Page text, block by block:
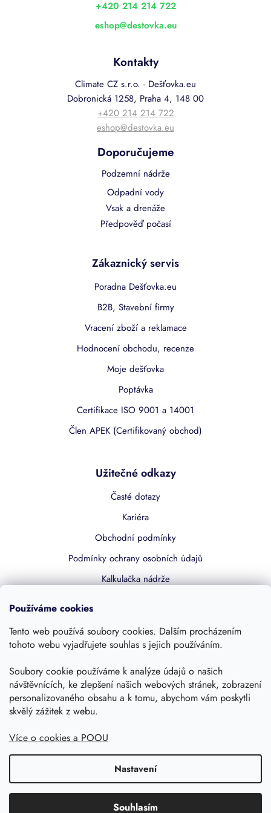
Používáme cookies
Tento web používá soubory cookies. Dalším procházením
tohoto webu vyjadřujete souhlas s jejich používáním.
Soubory cookie používáme k analýze údajů o našich
návštěvnících, ke zlepšení našich webových stránek, zobrazení
personalizovaného obsahu a k tomu, abychom vám poskytli
skvělý zážitek z webu.
Více o cookies a POOU
Nastavení
Souhlasím
eshop@destovka.eu
+420 214 214 722
Kontakty
Climate CZ s.r.o. - Dešťovka.eu
Dobronická 1258, Praha 4, 148 00
+420 214 214 722
eshop@destovka.eu
Doporučujeme
Podzemní nádrže
Odpadní vody
Vsak a drenáže
Předpověď počasí
Zákaznický servis
Poradna Dešťovka.eu
B2B, Stavební firmy
Vracení zboží a reklamace
Hodnocení obchodu, recenze
Moje dešťovka
Poptávka
Certifikace ISO 9001 a 14001
Člen APEK (Certifikovaný obchod)
Užitečné odkazy
Časté dotazy
Kariéra
Obchodní podmínky
Podmínky ochrany osobních údajů
Kalkulačka nádrže
Kontakty
Sledujte nás
Copyright 2026, Dešťovka.eu Shoptet